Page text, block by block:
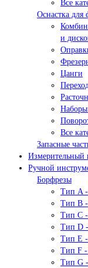
Все
Оснастка для
и
Цанги
Все
Запасные
Измерительный
Ручной
Борфрезы
Тип A -
Тип В -
Тип С -
Тип D
Тип Е -
Тип F -
Тип G -